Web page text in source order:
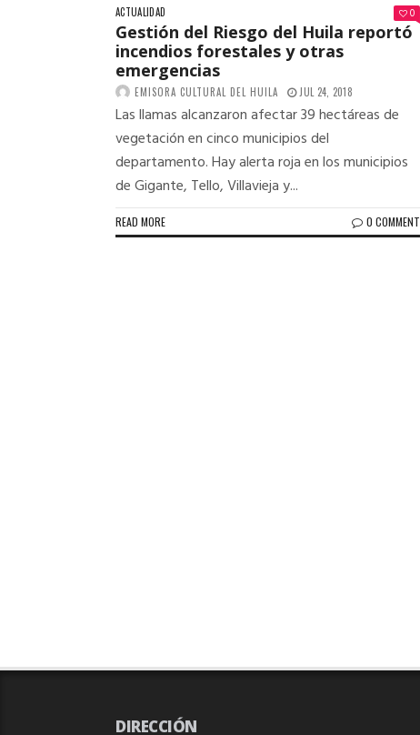
ACTUALIDAD 0
Gestión del Riesgo del Huila reportó
incendios forestales y otras
emergencias
EMISORA CULTURAL DEL HUILA JUL 24, 2018
Las llamas alcanzaron afectar 39 hectáreas de
vegetación en cinco municipios del
departamento. Hay alerta roja en los municipios
de Gigante, Tello, Villavieja y...
READ MORE 0 COMMENT
DIRECCIÓN